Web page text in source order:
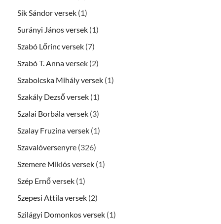
Sík Sándor versek (1)
Surányi János versek (1)
Szabó Lőrinc versek (7)
Szabó T. Anna versek (2)
Szabolcska Mihály versek (1)
Szakály Dezső versek (1)
Szalai Borbála versek (3)
Szalay Fruzina versek (1)
Szavalóversenyre (326)
Szemere Miklós versek (1)
Szép Ernő versek (1)
Szepesi Attila versek (2)
Szilágyi Domonkos versek (1)